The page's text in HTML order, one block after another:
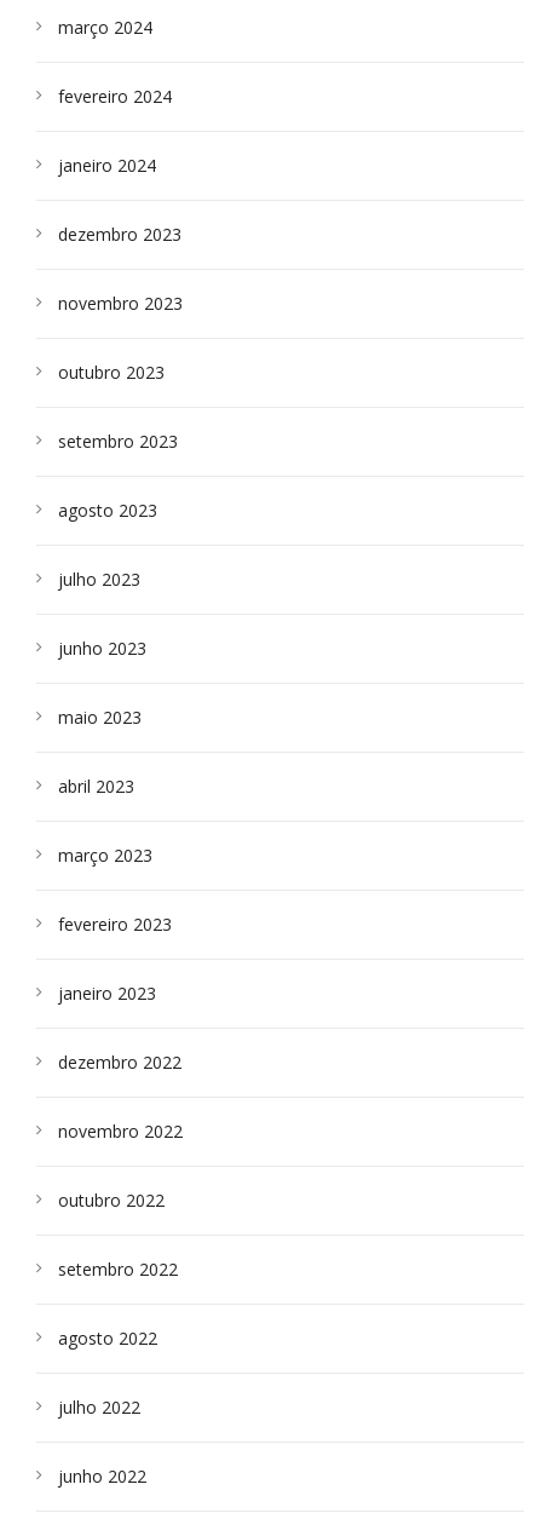
março 2024
fevereiro 2024
janeiro 2024
dezembro 2023
novembro 2023
outubro 2023
setembro 2023
agosto 2023
julho 2023
junho 2023
maio 2023
abril 2023
março 2023
fevereiro 2023
janeiro 2023
dezembro 2022
novembro 2022
outubro 2022
setembro 2022
agosto 2022
julho 2022
junho 2022